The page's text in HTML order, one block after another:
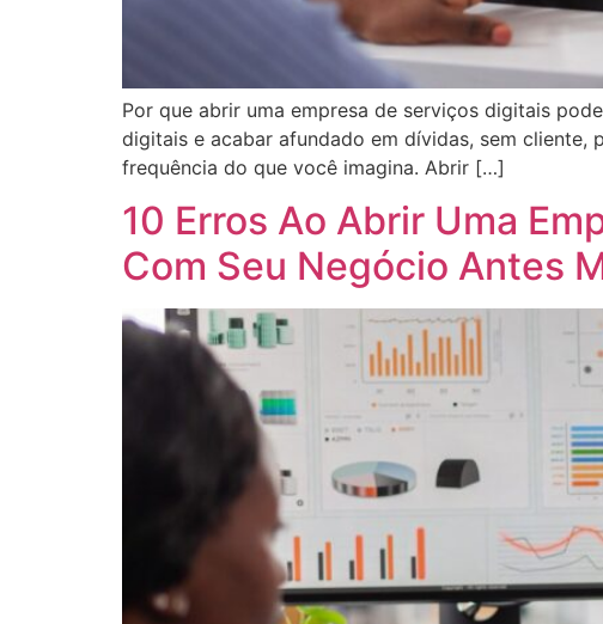
Por que abrir uma empresa de serviços digitais
digitais e acabar afundado em dívidas, sem cliente,
frequência do que você imagina. Abrir […]
10 Erros Ao Abrir Uma
Com Seu Negócio Antes